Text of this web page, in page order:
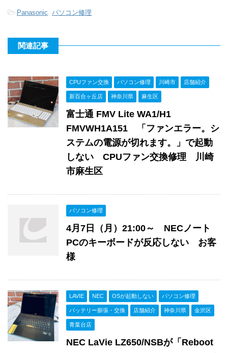
-Panasonic パソコン修理
関連記事
CPUファン交換 パソコン修理 川崎市 店舗紹介
新百合ヶ丘店 神奈川県 麻生区
富士通 FMV Lite WA1/H1
FMVWH1A151 「ファンエラー。シ
ステムの電源が切れます。」で起動
しない CPUファン交換修理 川崎
市麻生区
パソコン修理
4月7日（月）21:00～ NECノート
PCのキーボードが反応しない お客
様
LAVIE NEC OSが起動しない パソコン修理
バッテリー膨張・交換 店舗紹介 神奈川県 金沢区
青葉台店
NEC LaVie LZ650/NSBが「Reboot